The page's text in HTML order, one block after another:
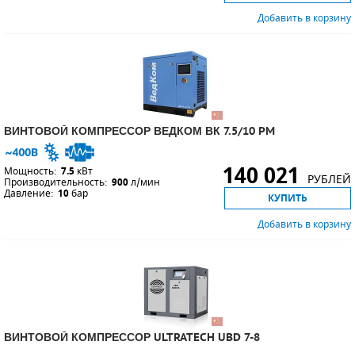
Добавить в корзину
ВИНТОВОЙ КОМПРЕССОР ВЕДКОМ ВК 7.5/10 PM
Мощность: 7.5 кВт
Производительность: 900л/мин
Давление: 10бар
140 021 РУБЛЕЙ
КУПИТЬ
Добавить в корзину
ВИНТОВОЙ КОМПРЕССОР ULTRATECH UBD 7-8